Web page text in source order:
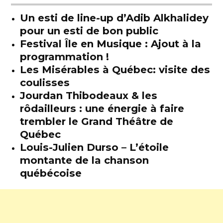
Un esti de line-up d’Adib Alkhalidey
pour un esti de bon public
Festival Île en Musique : Ajout à la
programmation !
Les Misérables à Québec: visite des
coulisses
Jourdan Thibodeaux & les
rôdailleurs : une énergie à faire
trembler le Grand Théâtre de
Québec
Louis-Julien Durso – L’étoile
montante de la chanson
québécoise